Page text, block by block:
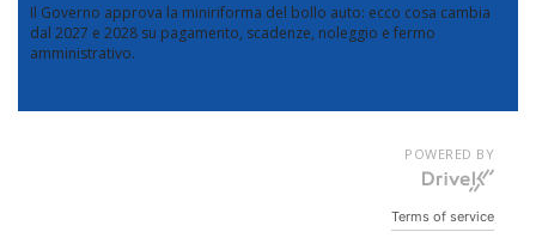
Il Governo approva la miniriforma del bollo auto: ecco cosa cambia
dal 2027 e 2028 su pagamento, scadenze, noleggio e fermo
amministrativo.
POWERED BY
Terms of service